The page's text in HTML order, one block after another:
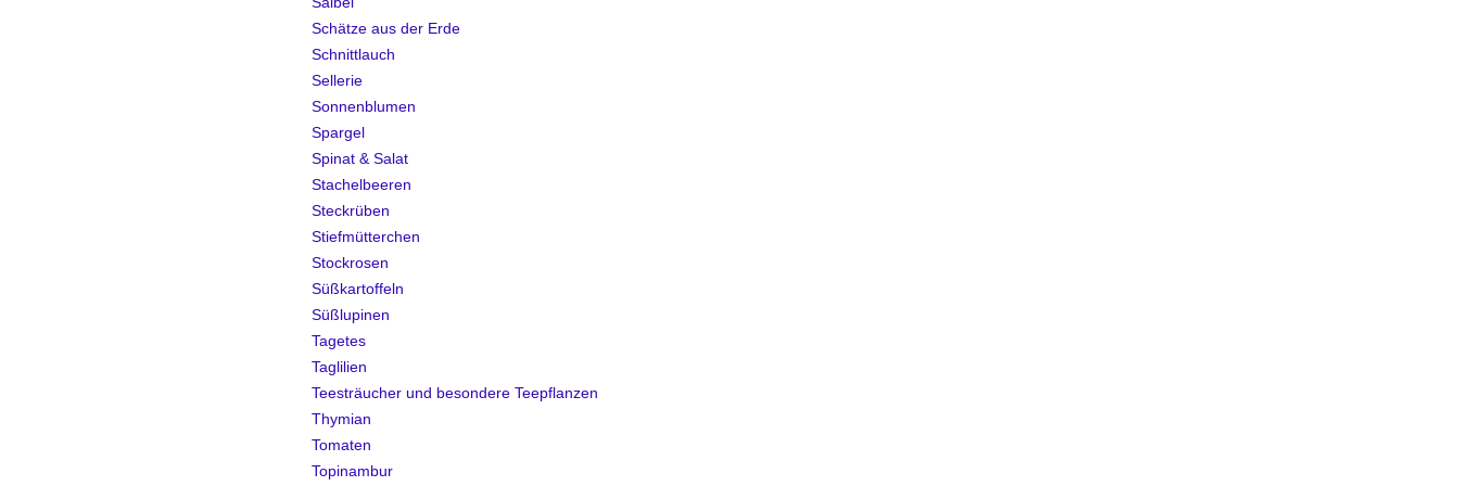
Schätze aus der Erde
Schnittlauch
Sellerie
Sonnenblumen
Spargel
Spinat & Salat
Stachelbeeren
Steckrüben
Stiefmütterchen
Stockrosen
Süßkartoffeln
Süßlupinen
Tagetes
Taglilien
Teesträucher und besondere Teepflanzen
Thymian
Tomaten
Topinambur